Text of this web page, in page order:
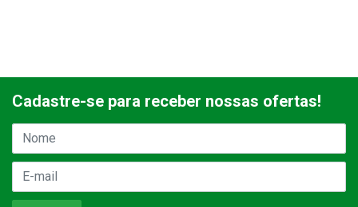
Cadastre-se para receber nossas ofertas!